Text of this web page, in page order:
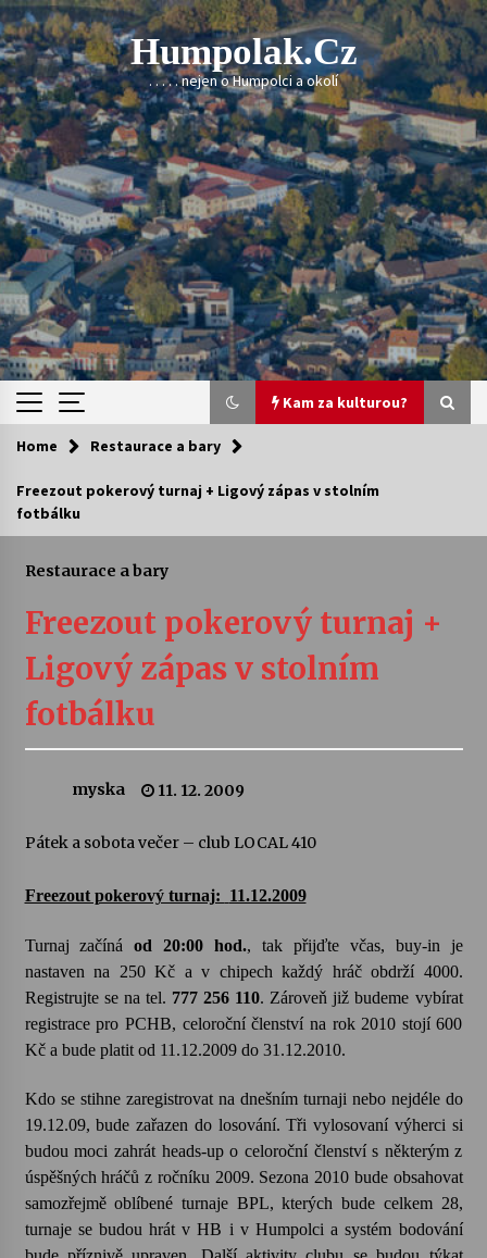
Skip
to
content
Humpolak.cz
. . . . . nejen o Humpolci a okolí
Kam za kulturou?
Kam za kulturou?
4. 8. 2026
Vernisáž výstavy Josefíny Duškové: Stávám se
kapkou
30. 7. 2026
Veselí muzikanti
30. 7. 2026
šedesátka: 28. 7.–1. 8. 2026
Jenakaši
28. 7. 2026
Votavžatský ploty
23. 7. 2026
Letní koncerty ve Stromovce: Rufus Miller
22. 7. 2026
17. 7. 2026
Home Restaurace a bary
Freezout pokerový turnaj + Ligový zápas v stolním
fotbálku
Restaurace a bary
Freezout pokerový turnaj +
Ligový zápas v stolním
fotbálku
myska 11. 12. 2009
Pátek a sobota večer – club LOCAL 410
Freezout pokerový turnaj: 11.12.2009
Turnaj začínáod 20:00 hod., tak přijďte včas, buy-in je
nastaven na 250 Kč a v chipech každý hráč obdrží 4000.
Registrujte se na tel. 777 256 110. Zároveň již budeme vybírat
registrace pro PCHB, celoroční členství na rok 2010 stojí 600
Kč a bude platit od 11.12.2009 do 31.12.2010.
Kdo se stihne zaregistrovat na dnešním turnaji nebo nejdéle do
19.12.09, bude zařazen do losování. Tři vylosovaní výherci si
budou moci zahrát heads-up o celoroční členství s některým z
úspěšných hráčů z ročníku 2009. Sezona 2010 bude obsahovat
samozřejmě oblíbené turnaje BPL, kterých bude celkem 28,
turnaje se budou hrát v HB i v Humpolci a systém bodování